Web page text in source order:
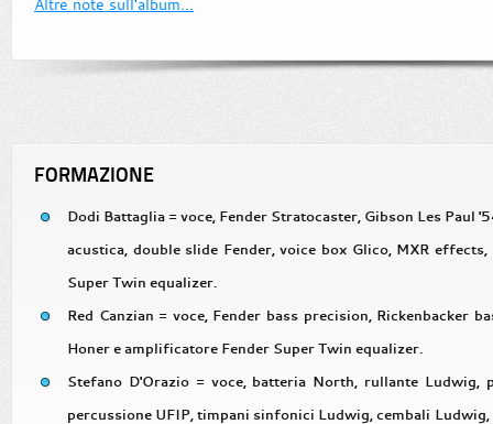
FORMAZIONE
Dodi Battaglia = voce, Fender Stratocaster, Gibson Les Paul
acustica, double slide Fender, voice box Glico, MXR
Super Twin equalizer.
Red Canzian = voce, Fender bass precision, Rickenbacker
Honer e amplificatore Fender Super Twin equalizer.
Stefano D'Orazio = voce, batteria North, rullante
percussione UFIP, timpani sinfonici Ludwig, cembali